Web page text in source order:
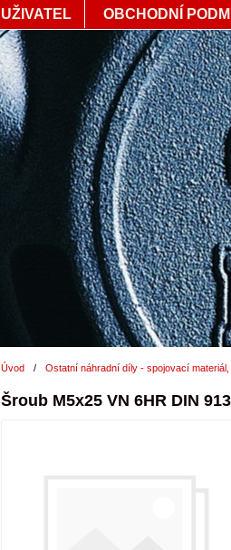
UŽIVATEL OBCHODNÍ
Úvod / Ostatní náhradní díly - spojovací materiál,
Šroub M5x25 VN 6HR DIN